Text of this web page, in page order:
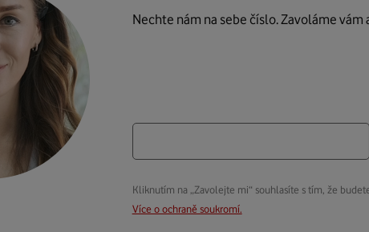
Nechte nám na sebe číslo. Zavoláme vám
Kliknutím na „Zavolejte mi“ souhlasíte s tím, že
Více o ochraně soukromí.